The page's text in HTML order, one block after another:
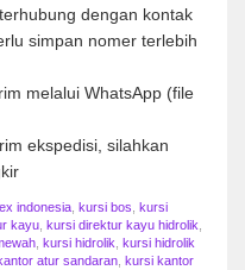
dengan kontak
simpan nomer terlebih
melalui WhatsApp (file
ekspedisi, silahkan
indonesia, kursi bos, kursi
kayu, kursi direktur kayu hidrolik,
, kursi hidrolik, kursi hidrolik
atur sandaran, kursi kantor